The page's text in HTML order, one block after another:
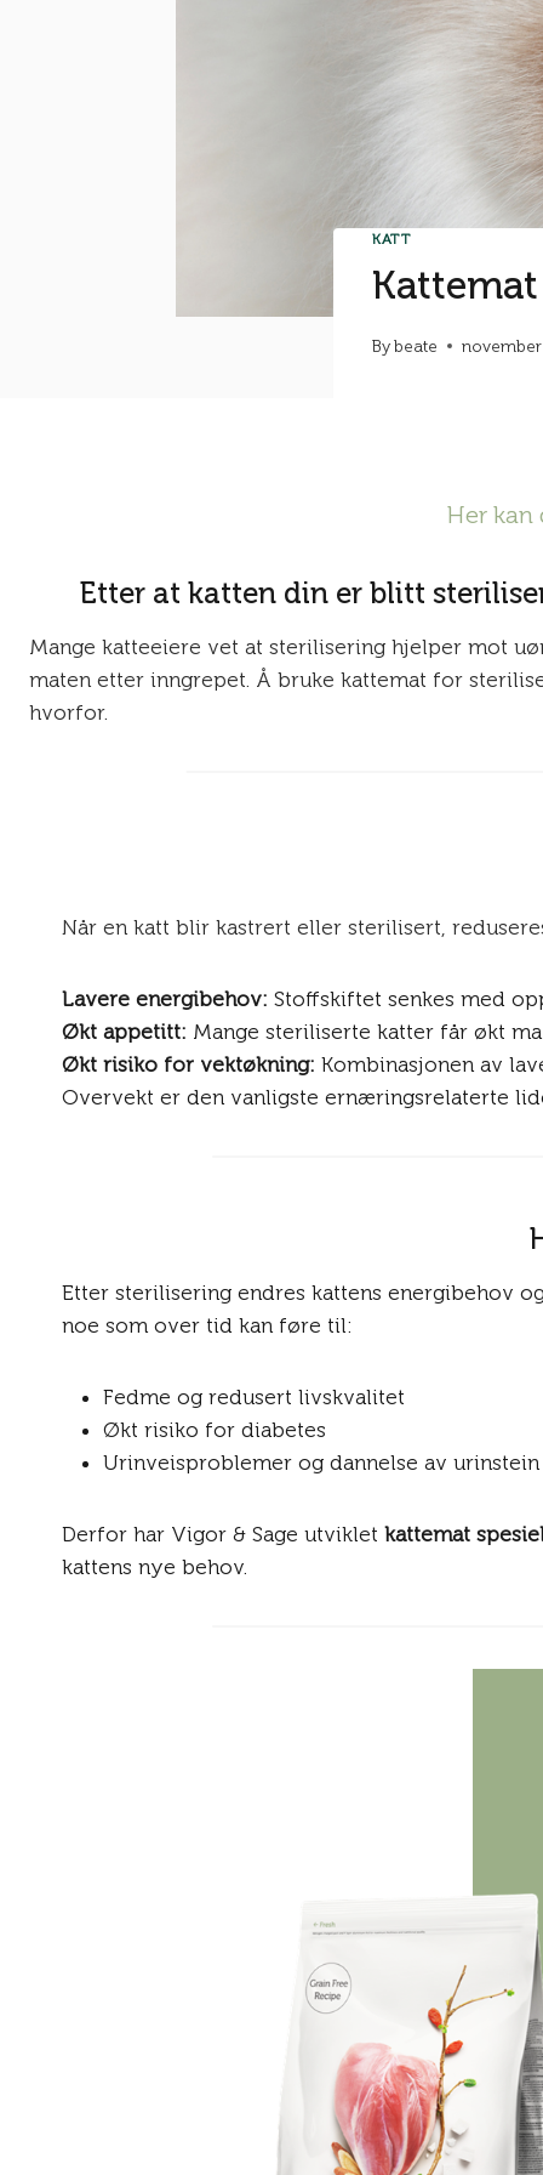
KATT
Bybeate
Her kan
Etter at katten din er blitt
Mange katteeiere vet at sterilisering hjelper mot
maten etter inngrepet. Å bruke kattemat for
hvorfor.
Når en katt blir kastrert eller sterilisert,
Lavere energibehov: Stoffskiftet senkes med
Økt appetitt: Mange steriliserte katter får økt
Økt risiko for vektøkning: Kombinasjonen av
Overvekt er den vanligste ernæringsrelaterte
Etter sterilisering endres kattens energibehov
noe som over tid kan føre til:
Fedme og redusert livskvalitet
Økt risiko for diabetes
Urinveisproblemer og dannelse av urinstein
Derfor har Vigor & Sage utviklet kattemat
kattens nye behov.